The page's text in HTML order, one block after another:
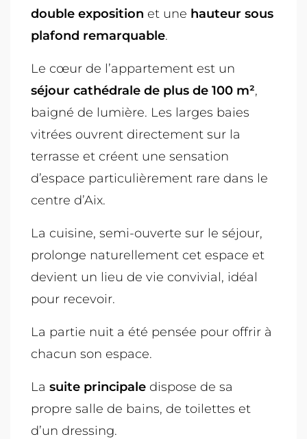
double exposition et une hauteur sous
plafond remarquable.
Le cœur de l’appartement est un
séjour cathédrale de plus de 100 m²,
baigné de lumière. Les larges baies
vitrées ouvrent directement sur la
terrasse et créent une sensation
d’espace particulièrement rare dans le
centre d’Aix.
La cuisine, semi-ouverte sur le séjour,
prolonge naturellement cet espace et
devient un lieu de vie convivial, idéal
pour recevoir.
La partie nuit a été pensée pour offrir à
chacun son espace.
La suite principale dispose de sa
propre salle de bains, de toilettes et
d’un dressing.